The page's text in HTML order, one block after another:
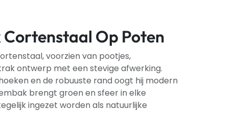
Op Poten
voorzien van pootjes,
ontwerp met een stevige afwerking.
en de robuuste rand oogt hij modern
brengt groen en sfeer in elke
ingezet worden als natuurlijke